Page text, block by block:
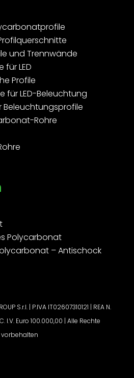
und Trennwände
für LED
Profile
für LED-Beleuchtung
Beleuchtungsprofile
Rohre
Polycarbonat
– Antischock
S.r.l. | P.IVA IT02607310121 | REA N.
I.V. Euro 100.000,00 | Alle Rechte
vorbehalten